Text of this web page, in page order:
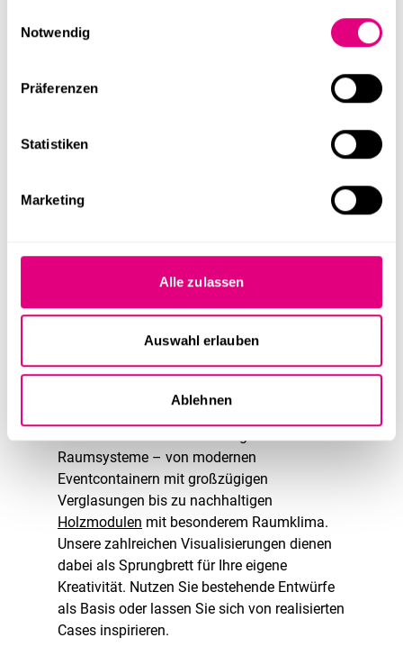
Notwendig
Präferenzen
Statistiken
Marketing
Alle zulassen
Auswahl erlauben
Ablehnen
111,51 m² 4 Stk.
UNSERE LEISTUNGEN:
Vielfalt ohne Kompromisse: Das passende System
Raumsysteme – von modernen
Eventcontainern mit großzügigen
Verglasungen bis zu nachhaltigen
Holzmodulen mit besonderem Raumklima.
Unsere zahlreichen Visualisierungen dienen
dabei als Sprungbrett für Ihre eigene
Kreativität. Nutzen Sie bestehende Entwürfe
als Basis oder lassen Sie sich von realisierten
Cases inspirieren.